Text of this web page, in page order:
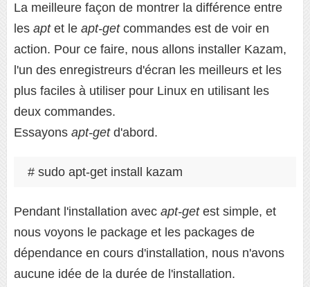
La meilleure façon de montrer la différence entre
les aptet le apt-getcommandes est de voir en
action. Pour ce faire, nous allons installer Kazam,
l'un des enregistreurs d'écran les meilleurs et les
plus faciles à utiliser pour Linux en utilisant les
deux commandes.
Essayons apt-getd'abord.
# sudo apt-get install kazam
Pendant l'installation avec apt-getest simple, et
nous voyons le package et les packages de
dépendance en cours d'installation, nous n'avons
aucune idée de la durée de l'installation.